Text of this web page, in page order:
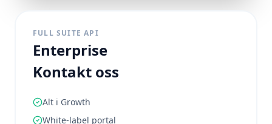
FULL SUITE API
Enterprise
Kontakt oss
Alt i Growth
White-label portal